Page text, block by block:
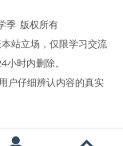
季 版权所有
站立场，仅限学习交流
小时内删除。
户仔细辨认内容的真实